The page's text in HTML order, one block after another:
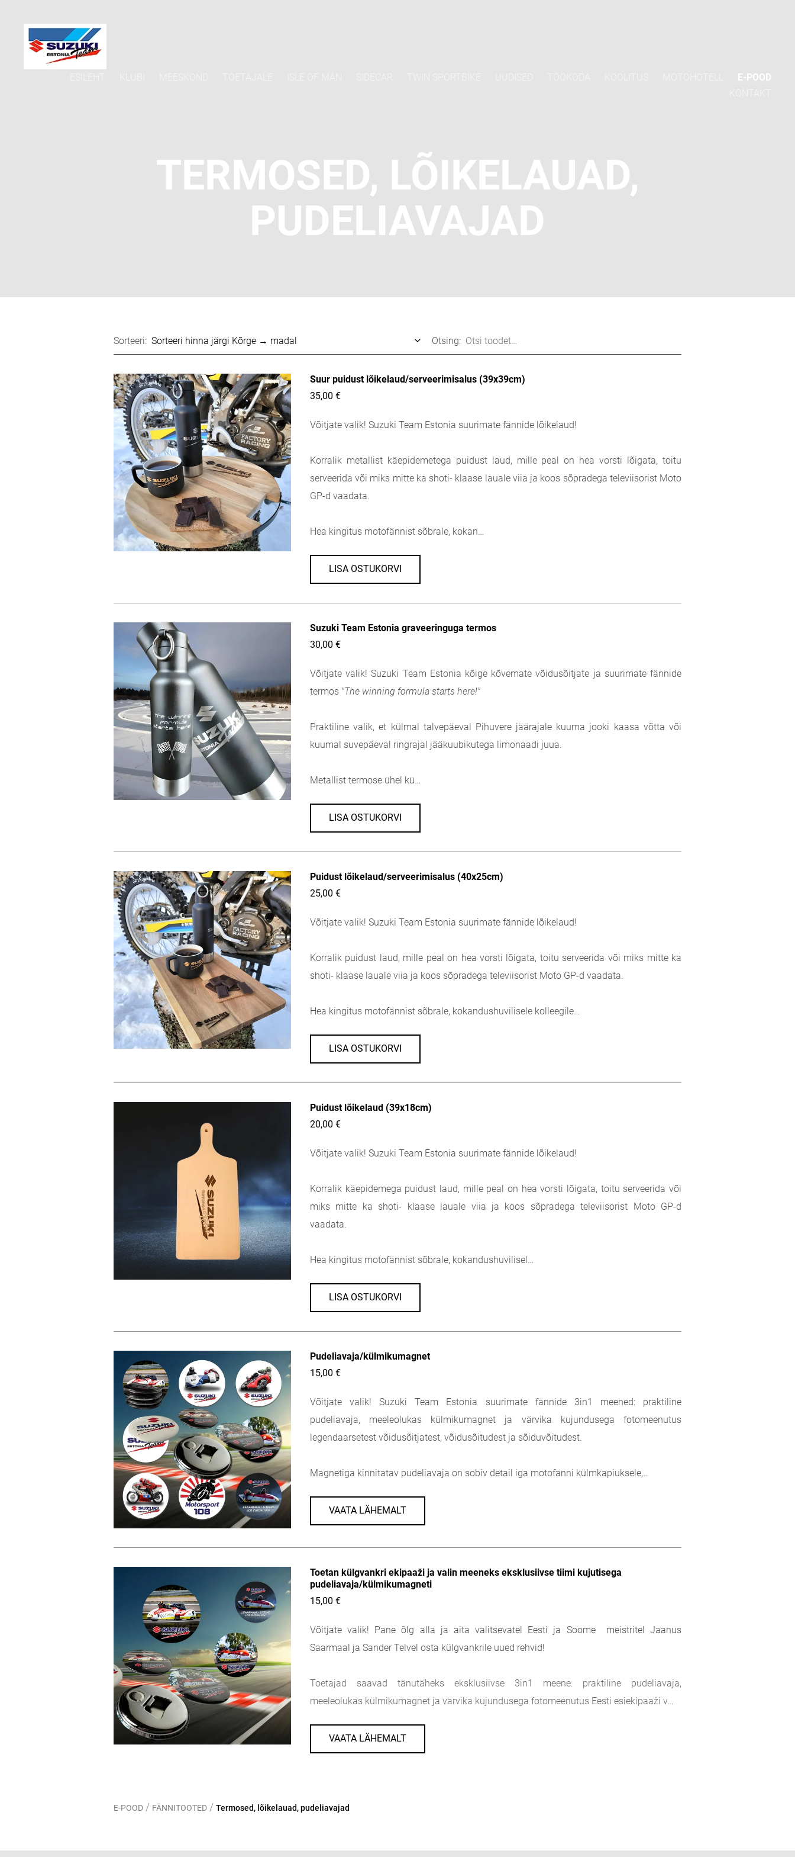
E-POOD
TERMOSED, LÕIKELAUAD,
PUDELIAVAJAD
Sorteeri: Otsing:
Suur puidust lõikelaud/serveerimisalus (39x39cm)
35,00 €
Võitjate valik! Suzuki Team Estonia suurimate fännide lõikelaud!
Korralik metallist käepidemetega puidust laud, mille peal on hea vorsti lõigata, toitu
serveerida või miks mitte ka shoti- klaase lauale viia ja koos sõpradega televiisorist Moto
GP-d vaadata.
Hea kingitus motofännist sõbrale, kokan…
LISA OSTUKORVI
Suzuki Team Estonia graveeringuga termos
30,00 €
Võitjate valik! Suzuki Team Estonia kõige kõvemate võidusõitjate ja suurimate fännide
termos "The winning formula starts here!"
Praktiline valik, et külmal talvepäeval Pihuvere jäärajale kuuma jooki kaasa võtta või
kuumal suvepäeval ringrajal jääkuubikutega limonaadi juua.
Metallist termose ühel kü…
LISA OSTUKORVI
Puidust lõikelaud/serveerimisalus (40x25cm)
25,00 €
Võitjate valik! Suzuki Team Estonia suurimate fännide lõikelaud!
Korralik puidust laud, mille peal on hea vorsti lõigata, toitu serveerida või miks mitte ka
shoti- klaase lauale viia ja koos sõpradega televiisorist Moto GP-d vaadata.
Hea kingitus motofännist sõbrale, kokandushuvilisele kolleegile…
LISA OSTUKORVI
Puidust lõikelaud (39x18cm)
20,00 €
Võitjate valik! Suzuki Team Estonia suurimate fännide lõikelaud!
Korralik käepidemega puidust laud, mille peal on hea vorsti lõigata, toitu serveerida või
miks mitte ka shoti- klaase lauale viia ja koos sõpradega televiisorist Moto GP-d
vaadata.
Hea kingitus motofännist sõbrale, kokandushuvilisel…
LISA OSTUKORVI
Pudeliavaja/külmikumagnet
15,00 €
Võitjate valik! Suzuki Team Estonia suurimate fännide 3in1 meened: praktiline
pudeliavaja, meeleolukas külmikumagnet ja värvika kujundusega fotomeenutus
legendaarsetest võidusõitjatest, võidusõitudest ja sõiduvõitudest.
Magnetiga kinnitatav pudeliavaja on sobiv detail iga motofänni külmkapiuksele,…
VAATA LÄHEMALT
Toetan külgvankri ekipaaži ja valin meeneks eksklusiivse tiimi kujutisega
pudeliavaja/külmikumagneti
15,00 €
Võitjate valik! Pane õlg alla ja aita valitsevatel Eesti ja Soome meistritel Jaanus
Saarmaal ja Sander Telvel osta külgvankrile uued rehvid!
Toetajad saavad tänutäheks eksklusiivse 3in1 meene: praktiline pudeliavaja,
meeleolukas külmikumagnet ja värvika kujundusega fotomeenutus Eesti esiekipaaži v…
VAATA LÄHEMALT
E-POOD / FÄNNITOOTED / Termosed, lõikelauad, pudeliavajad